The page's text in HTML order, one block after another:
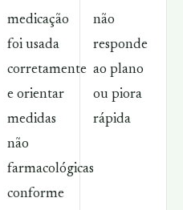
medicação
foi usada
corretamente
e orientar
medidas
não
farmacológicas
conforme
não
responde
ao plano
ou piora
rápida